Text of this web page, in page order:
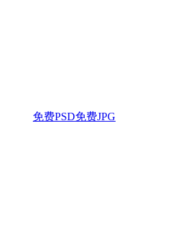
免费PSD免费JPG